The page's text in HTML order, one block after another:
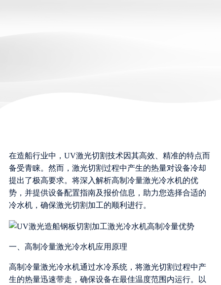
在造船行业中，UV激光切割技术因其高效、精准的特点而
备受青睐。然而，激光切割过程中产生的热量对设备冷却
提出了极高要求。将深入解析高制冷量激光冷水机的优
势，并提供设备配置指南及报价信息，助力您选择合适的
冷水机，确保激光切割加工的顺利进行。
一、高制冷量激光冷水机应用原理
高制冷量激光冷水机通过水冷系统，将激光切割过程中产
生的热量迅速带走，确保设备在最佳温度范围内运行。以